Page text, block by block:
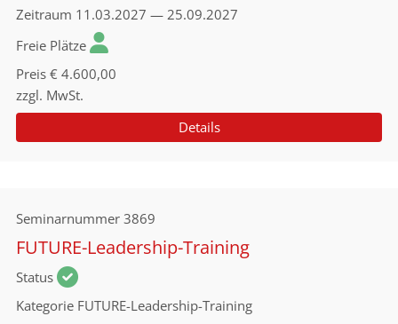
Zeitraum 11.03.2027 — 25.09.2027
Freie Plätze
Preis € 4.600,00
zzgl. MwSt.
Details
Seminarnummer 3869
FUTURE-Leadership-Training
Status
Kategorie FUTURE-Leadership-Training